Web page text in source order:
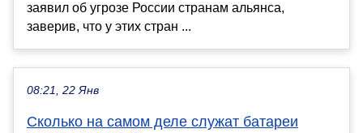
заявил об угрозе России странам альянса,
заверив, что у этих стран ...
08:21, 22 Янв
Сколько на самом деле служат батареи